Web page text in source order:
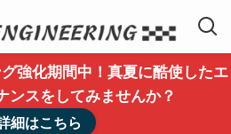
強化期間中！真夏に酷使したエ
ンスをしてみませんか？
細はこちら